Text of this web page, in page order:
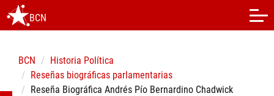
BCN
BCN
Historia Política
Reseñas biográficas parlamentarias
Reseña Biográfica Andrés Pío Bernardino Chadwick